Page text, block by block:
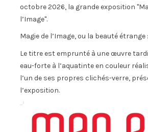
octobre 2026, la grande exposition
l’Image".
Magie de l’Image, ou la beauté étrange :
Le titre est emprunté à une œuvre
eau-forte à l’aquatinte en couleur
l’un de ses propres clichés-verre,
l’exposition.